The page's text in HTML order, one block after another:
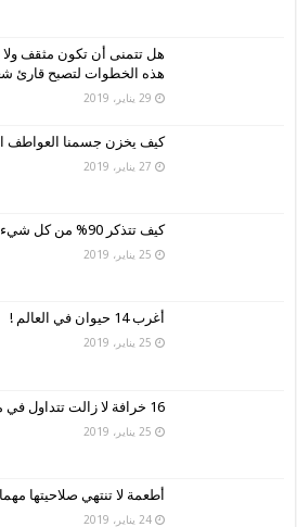
هل تتمنى أن تكون مثقف ولا
هذه الخطوات لتصبح قارئ
29 يناير، 2019
كيف يخزن جسمنا العواطف
27 يناير، 2019
كيف تتذكر 90% من كل شيء تتعلمه ؟
25 يناير، 2019
أغرب 14 حيوان في العالم !
25 يناير، 2019
16 خرافة لا زالت تتداول في مجتمعنا وتواجهنا دائما !
25 يناير، 2019
أطعمة لا تنتهي صلاحيتها
24 يناير، 2019